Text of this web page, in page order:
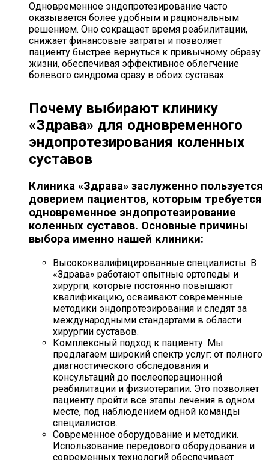
Одновременное эндопротезирование часто
оказывается более удобным и рациональным
решением. Оно сокращает время реабилитации,
снижает финансовые затраты и позволяет
пациенту быстрее вернуться к привычному образу
жизни, обеспечивая эффективное облегчение
болевого синдрома сразу в обоих суставах.
Почему выбирают клинику
«Здрава» для одновременного
эндопротезирования коленных
суставов
Клиника «Здрава» заслуженно пользуется
доверием пациентов, которым требуется
одновременное эндопротезирование
коленных суставов. Основные причины
выбора именно нашей клиники:
Высококвалифицированные специалисты. В
«Здрава» работают опытные ортопеды и
хирурги, которые постоянно повышают
квалификацию, осваивают современные
методики эндопротезирования и следят за
международными стандартами в области
хирургии суставов.
Комплексный подход к пациенту. Мы
предлагаем широкий спектр услуг: от полного
диагностического обследования и
консультаций до послеоперационной
реабилитации и физиотерапии. Это позволяет
пациенту пройти все этапы лечения в одном
месте, под наблюдением одной команды
специалистов.
Современное оборудование и методики.
Использование передового оборудования и
современных технологий обеспечивает